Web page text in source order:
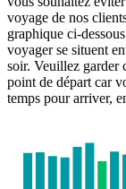
voyage de nos
graphique ci-
voyager se situent
soir. Veuillez garder
point de départ car
temps pour arriver,